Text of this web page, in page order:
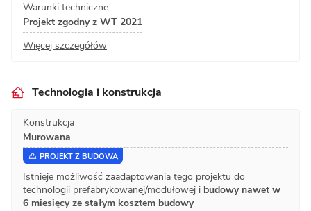
Warunki techniczne
Projekt zgodny z WT 2021
Więcej szczegółów
Technologia i konstrukcja
Konstrukcja
Murowana
PROJEKT Z BUDOWĄ
Istnieje możliwość zaadaptowania tego projektu do
technologii prefabrykowanej/modułowej i budowy nawet w
6 miesięcy ze stałym kosztem budowy